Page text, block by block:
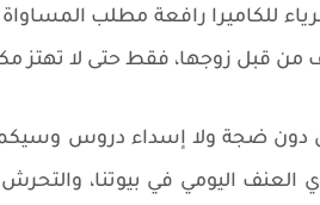
للكاميرا رافعة مطلب
قبل زوجها، فقط حتى لا تهتز
ضجة ولا إسداء دروس وسيكمن
اليومي في بيوتنا،